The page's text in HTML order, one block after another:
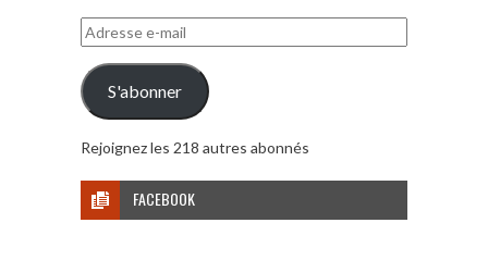
Adresse
e-
mail
S'abonner
Rejoignez les 218 autres abonnés
FACEBOOK